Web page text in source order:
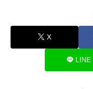
X
LINE